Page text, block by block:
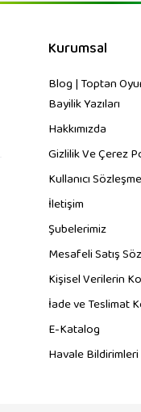
Kurumsal
Blog | Toptan
Bayilik Yazıları
Hakkımızda
Gizlilik Ve Çerez
Kullanıcı
İletişim
Şubelerimiz
Mesafeli Satış
Kişisel Verilerin
İade ve Teslimat
E-Katalog
Havale Bildirimleri